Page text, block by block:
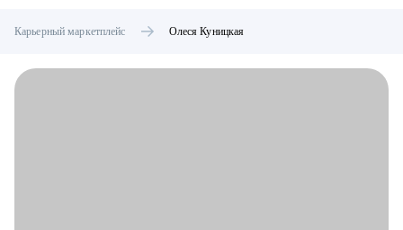
Карьерный маркетплейс Олеся Куницкая